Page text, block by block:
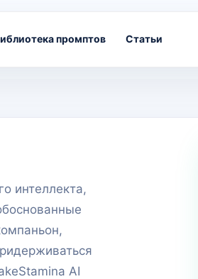
промптов Статьи
интеллекта,
AI